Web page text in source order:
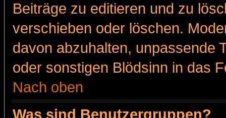
Beiträge zu editieren und zu
verschieben oder löschen.
davon abzuhalten, unpassende
oder sonstigen Blödsinn in das
Nach oben
Was sind Benutzergruppen?